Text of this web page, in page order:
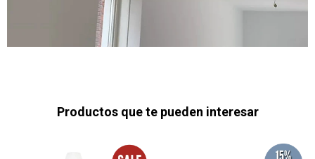
Productos que te pueden interesar